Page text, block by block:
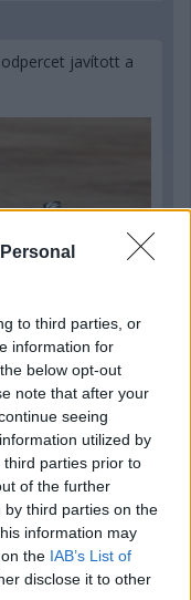
to third parties, or
information for
below opt-out
note that after your
seeing
utilized by
parties prior to
of the further
third parties on the
information may
the IAB’s List of
disclose it to other
javított a
utódja a Red